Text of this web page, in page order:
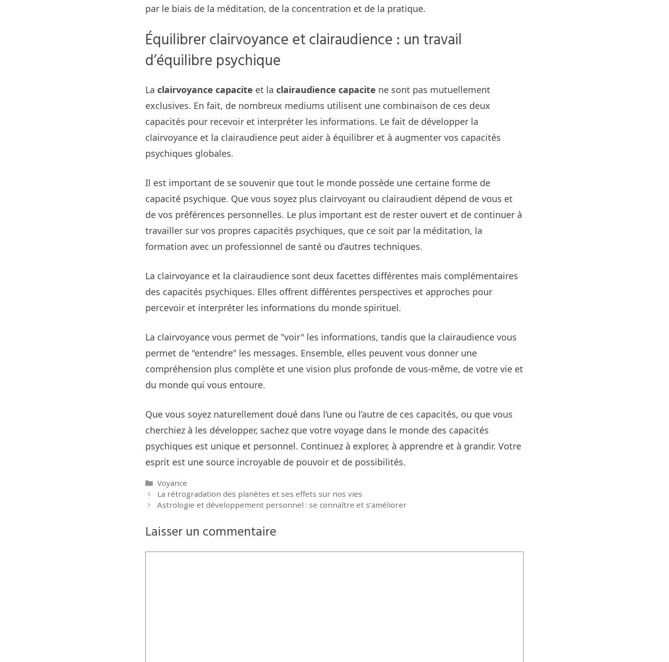
par le biais de la méditation, de la concentration et de la pratique.
Équilibrer clairvoyance et clairaudience : un travail
d’équilibre psychique
La clairvoyance capacite et la clairaudience capacite ne sont pas mutuellement
exclusives. En fait, de nombreux mediums utilisent une combinaison de ces deux
capacités pour recevoir et interpréter les informations. Le fait de développer la
clairvoyance et la clairaudience peut aider à équilibrer et à augmenter vos capacités
psychiques globales.
Il est important de se souvenir que tout le monde possède une certaine forme de
capacité psychique. Que vous soyez plus clairvoyant ou clairaudient dépend de vous et
de vos préférences personnelles. Le plus important est de rester ouvert et de continuer à
travailler sur vos propres capacités psychiques, que ce soit par la méditation, la
formation avec un professionnel de santé ou d’autres techniques.
La clairvoyance et la clairaudience sont deux facettes différentes mais complémentaires
des capacités psychiques. Elles offrent différentes perspectives et approches pour
percevoir et interpréter les informations du monde spirituel.
La clairvoyance vous permet de "voir" les informations, tandis que la clairaudience vous
permet de "entendre" les messages. Ensemble, elles peuvent vous donner une
compréhension plus complète et une vision plus profonde de vous-même, de votre vie et
du monde qui vous entoure.
Que vous soyez naturellement doué dans l’une ou l’autre de ces capacités, ou que vous
cherchiez à les développer, sachez que votre voyage dans le monde des capacités
psychiques est unique et personnel. Continuez à explorer, à apprendre et à grandir. Votre
esprit est une source incroyable de pouvoir et de possibilités.
Catégories
Voyance
La rétrogradation des planètes et ses effets sur nos vies
Astrologie et développement personnel : se connaître et s’améliorer
Laisser un commentaire